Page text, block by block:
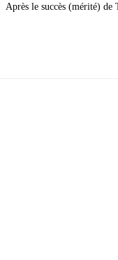
Après le succès (mérité) de